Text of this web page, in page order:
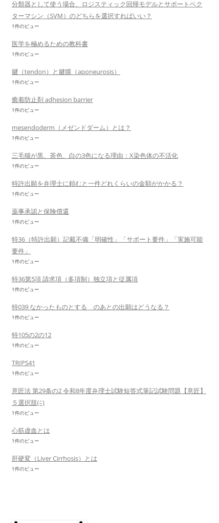
分類器として使う場合、ロジスティック回帰モデルとサポートベク
ターマシン（SVM）のどちらを選択すればいい？
1件のビュー
医学を極めるための教科書
1件のビュー
腱（tendon）と腱膜（aponeurosis）
1件のビュー
癒着防止剤 adhesion barrier
1件のビュー
mesendoderm（メゼンドダーム）とは？
1件のビュー
三毛猫が黒、茶色、白の3色になる理由：X染色体の不活化
1件のビュー
特許出願を弁理士に頼むと一件どれくらいの金額がかかる？
1件のビュー
薬事承認と保険償還
1件のビュー
特36（特許出願）記載不備「明確性」「サポート要件」「実施可能
要件」
1件のビュー
特36第5項 請求項（多項制）独立項と従属項
1件のビュー
特039 なかったものとする のあとの出願はどうなる？
1件のビュー
特105の2の12
1件のビュー
TRIPS41
1件のビュー
意匠法 第29条の2 令和8年度弁理士試験短答式筆記試験問題【意匠】
５選択肢(ﾆ)
1件のビュー
心筋虚血とは
1件のビュー
肝硬変（Liver Cirrhosis）とは
1件のビュー